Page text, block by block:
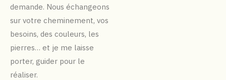
demande. Nous échangeons
sur votre cheminement, vos
besoins, des couleurs, les
pierres… et je me laisse
porter, guider pour le
réaliser.